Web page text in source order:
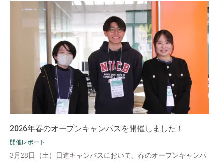
2026年春のオープンキャンパスを開催しました！
開催レポート
3月28日（土）日進キャンパスにおいて、春のオープンキャンパ